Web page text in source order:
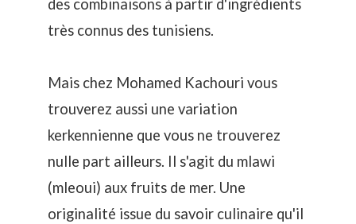
des combinaisons à partir d'ingrédients
très connus des tunisiens.
Mais chez Mohamed Kachouri vous
trouverez aussi une variation
kerkennienne que vous ne trouverez
nulle part ailleurs. Il s'agit du mlawi
(mleoui) aux fruits de mer. Une
originalité issue du savoir culinaire qu'il